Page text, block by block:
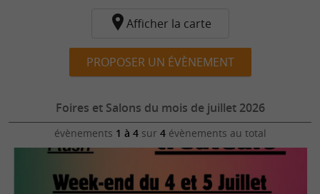
Afficher la carte
PROPOSER UN ÉVÈNEMENT
Foires et Salons du mois de juillet 2026
évènements 1 à 4sur 4évènements au total